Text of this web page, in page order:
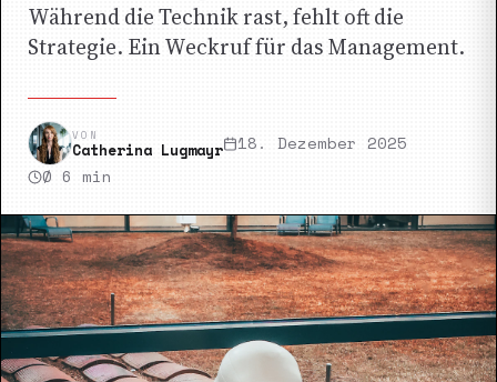
Während die Technik rast, fehlt oft die
Strategie. Ein Weckruf für das Management.
VON
Catherina Lugmayr
18. Dezember 2025
Ø 6 min